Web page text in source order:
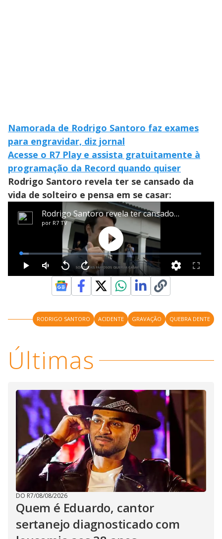
Namorada de Rodrigo Santoro faz exames
para engravidar, diz jornal
Acesse o R7 Play e assista gratuitamente à
programação da Record quando quiser
Rodrigo Santoro revela ter se cansado da
vida de solteiro e pensa em se casar:
RODRIGO SANTORO ACIDENTE GRAVAÇÃO QUEBRA DENTE
Últimas
DO R7/08/08/2026
Quem é Eduardo, cantor
sertanejo diagnosticado com